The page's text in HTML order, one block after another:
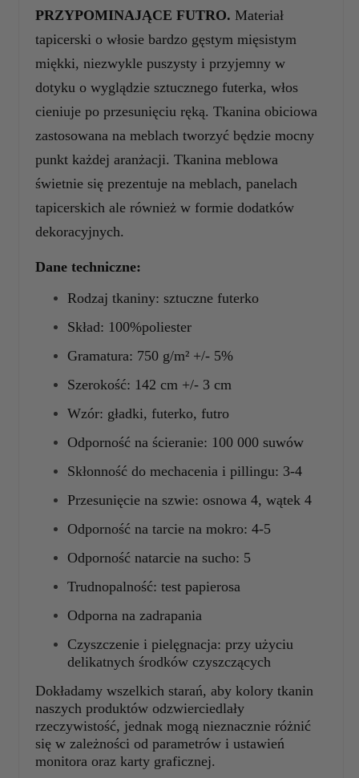
PRZYPOMINAJĄCE FUTRO. Materiał
tapicerski o włosie bardzo gęstym mięsistym
miękki, niezwykle puszysty i przyjemny w
dotyku o wyglądzie sztucznego futerka, włos
cieniuje po przesunięciu ręką. Tkanina obiciowa
zastosowana na meblach tworzyć będzie mocny
punkt każdej aranżacji. Tkanina meblowa
świetnie się prezentuje na meblach, panelach
tapicerskich ale również w formie dodatków
dekoracyjnych.
Dane techniczne:
Rodzaj tkaniny: sztuczne futerko
Skład: 100%poliester
Gramatura: 750 g/m² +/- 5%
Szerokość: 142 cm +/- 3 cm
Wzór: gładki, futerko, futro
Odporność na ścieranie: 100 000 suwów
Skłonność do mechacenia i pillingu: 3-4
Przesunięcie na szwie: osnowa 4, wątek 4
Odporność na tarcie na mokro: 4-5
Odporność natarcie na sucho: 5
Trudnopalność: test papierosa
Odporna na zadrapania
Czyszczenie i pielęgnacja: przy użyciu
delikatnych środków czyszczących
Dokładamy wszelkich starań, aby kolory tkanin
naszych produktów odzwierciedlały
rzeczywistość, jednak mogą nieznacznie różnić
się w zależności od parametrów i ustawień
monitora oraz karty graficznej.